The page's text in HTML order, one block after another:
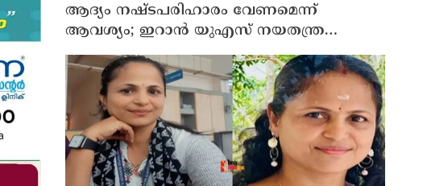
ആദ്യം നഷ്ടപരിഹാരം വേണമെന്ന്
ആവശ്യം; ഇറാന്‍ യുഎസ് നയതന്ത്ര
നീക്കങ്ങളില്‍ അനിശ്ചിതത്വം